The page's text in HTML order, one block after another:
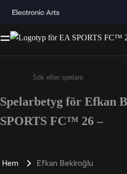
Ange minst 3 tecken
Spelarbetyg för Efkan
SPORTS FC™ 26 –
Hem Efkan Bekiroğlu